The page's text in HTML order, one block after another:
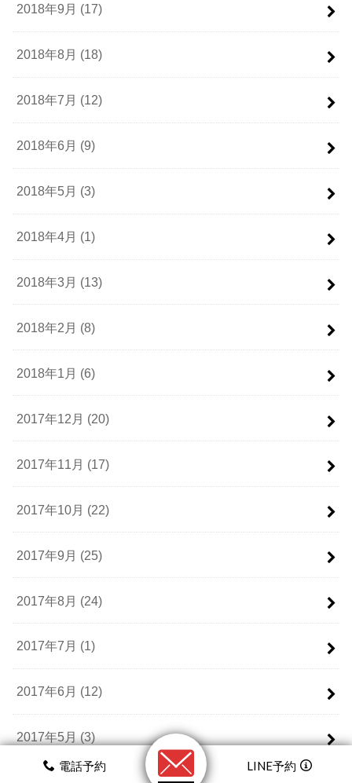
電話予約 LINE予約
2018年9月 (17)
2018年8月 (18)
2018年7月 (12)
2018年6月 (9)
2018年5月 (3)
2018年4月 (1)
2018年3月 (13)
2018年2月 (8)
2018年1月 (6)
2017年12月 (20)
2017年11月 (17)
2017年10月 (22)
2017年9月 (25)
2017年8月 (24)
2017年7月 (1)
2017年6月 (12)
2017年5月 (3)